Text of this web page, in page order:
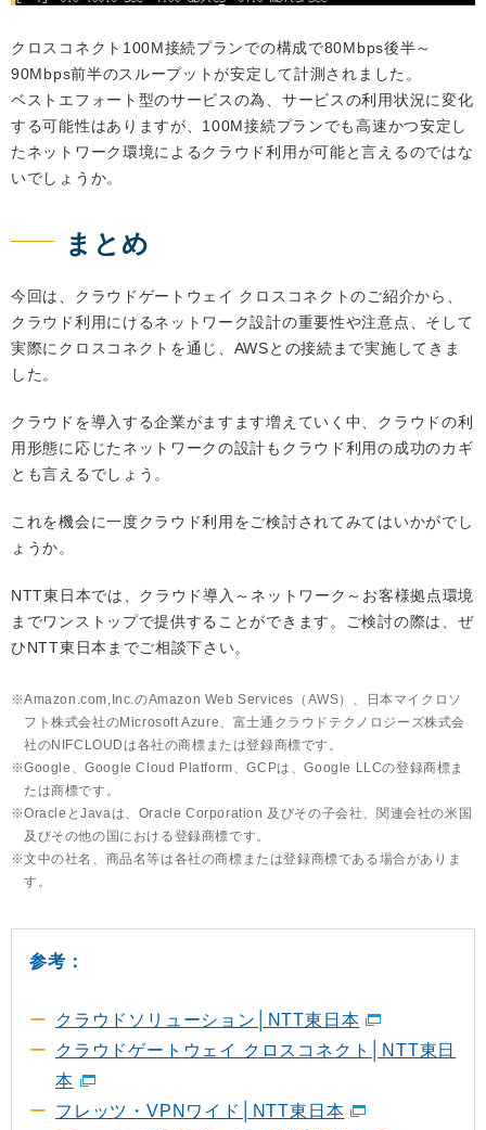
クロスコネクト100M接続プランでの構成で80Mbps後半～
90Mbps前半のスループットが安定して計測されました。
ベストエフォート型のサービスの為、サービスの利用状況に変化
する可能性はありますが、100M接続プランでも高速かつ安定し
たネットワーク環境によるクラウド利用が可能と言えるのではな
いでしょうか。
まとめ
今回は、クラウドゲートウェイ クロスコネクトのご紹介から、
クラウド利用にけるネットワーク設計の重要性や注意点、そして
実際にクロスコネクトを通じ、AWSとの接続まで実施してきま
した。
クラウドを導入する企業がますます増えていく中、クラウドの利
用形態に応じたネットワークの設計もクラウド利用の成功のカギ
とも言えるでしょう。
これを機会に一度クラウド利用をご検討されてみてはいかがでし
ょうか。
NTT東日本では、クラウド導入～ネットワーク～お客様拠点環境
までワンストップで提供することができます。ご検討の際は、ぜ
ひNTT東日本までご相談下さい。
Amazon.com,Inc.のAmazon Web Services（AWS）、日本マイクロソ
フト株式会社のMicrosoft Azure、富士通クラウドテクノロジーズ株式会
社のNIFCLOUDは各社の商標または登録商標です。
Google、Google Cloud Platform、GCPは、Google LLCの登録商標ま
たは商標です。
OracleとJavaは、Oracle Corporation 及びその子会社、関連会社の米国
及びその他の国における登録商標です。
文中の社名、商品名等は各社の商標または登録商標である場合がありま
す。
参考：
クラウドソリューション│NTT東日本
クラウドゲートウェイ クロスコネクト│NTT東日
本
フレッツ・VPNワイド│NTT東日本